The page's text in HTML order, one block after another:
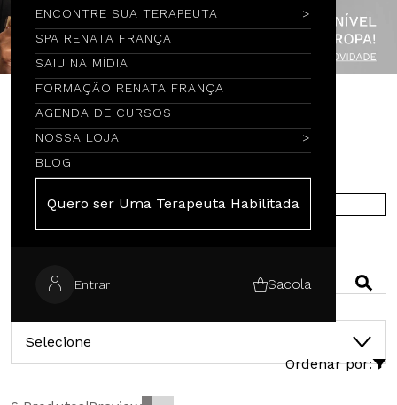
ENCONTRE SUA TERAPEUTA
SPA RENATA FRANÇA
SAIU NA MÍDIA
FORMAÇÃO RENATA FRANÇA
AGENDA DE CURSOS
NOSSA LOJA
BLOG
Quero ser Uma Terapeuta Habilitada
Entrar Sacola
Encontre por Nome
COMPRE NA EUROPA
Selecione
Ordenar por: